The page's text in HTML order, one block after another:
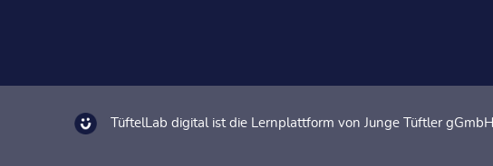
TüftelLab digital ist die Lernplattform von Junge Tüftler gGmbH.